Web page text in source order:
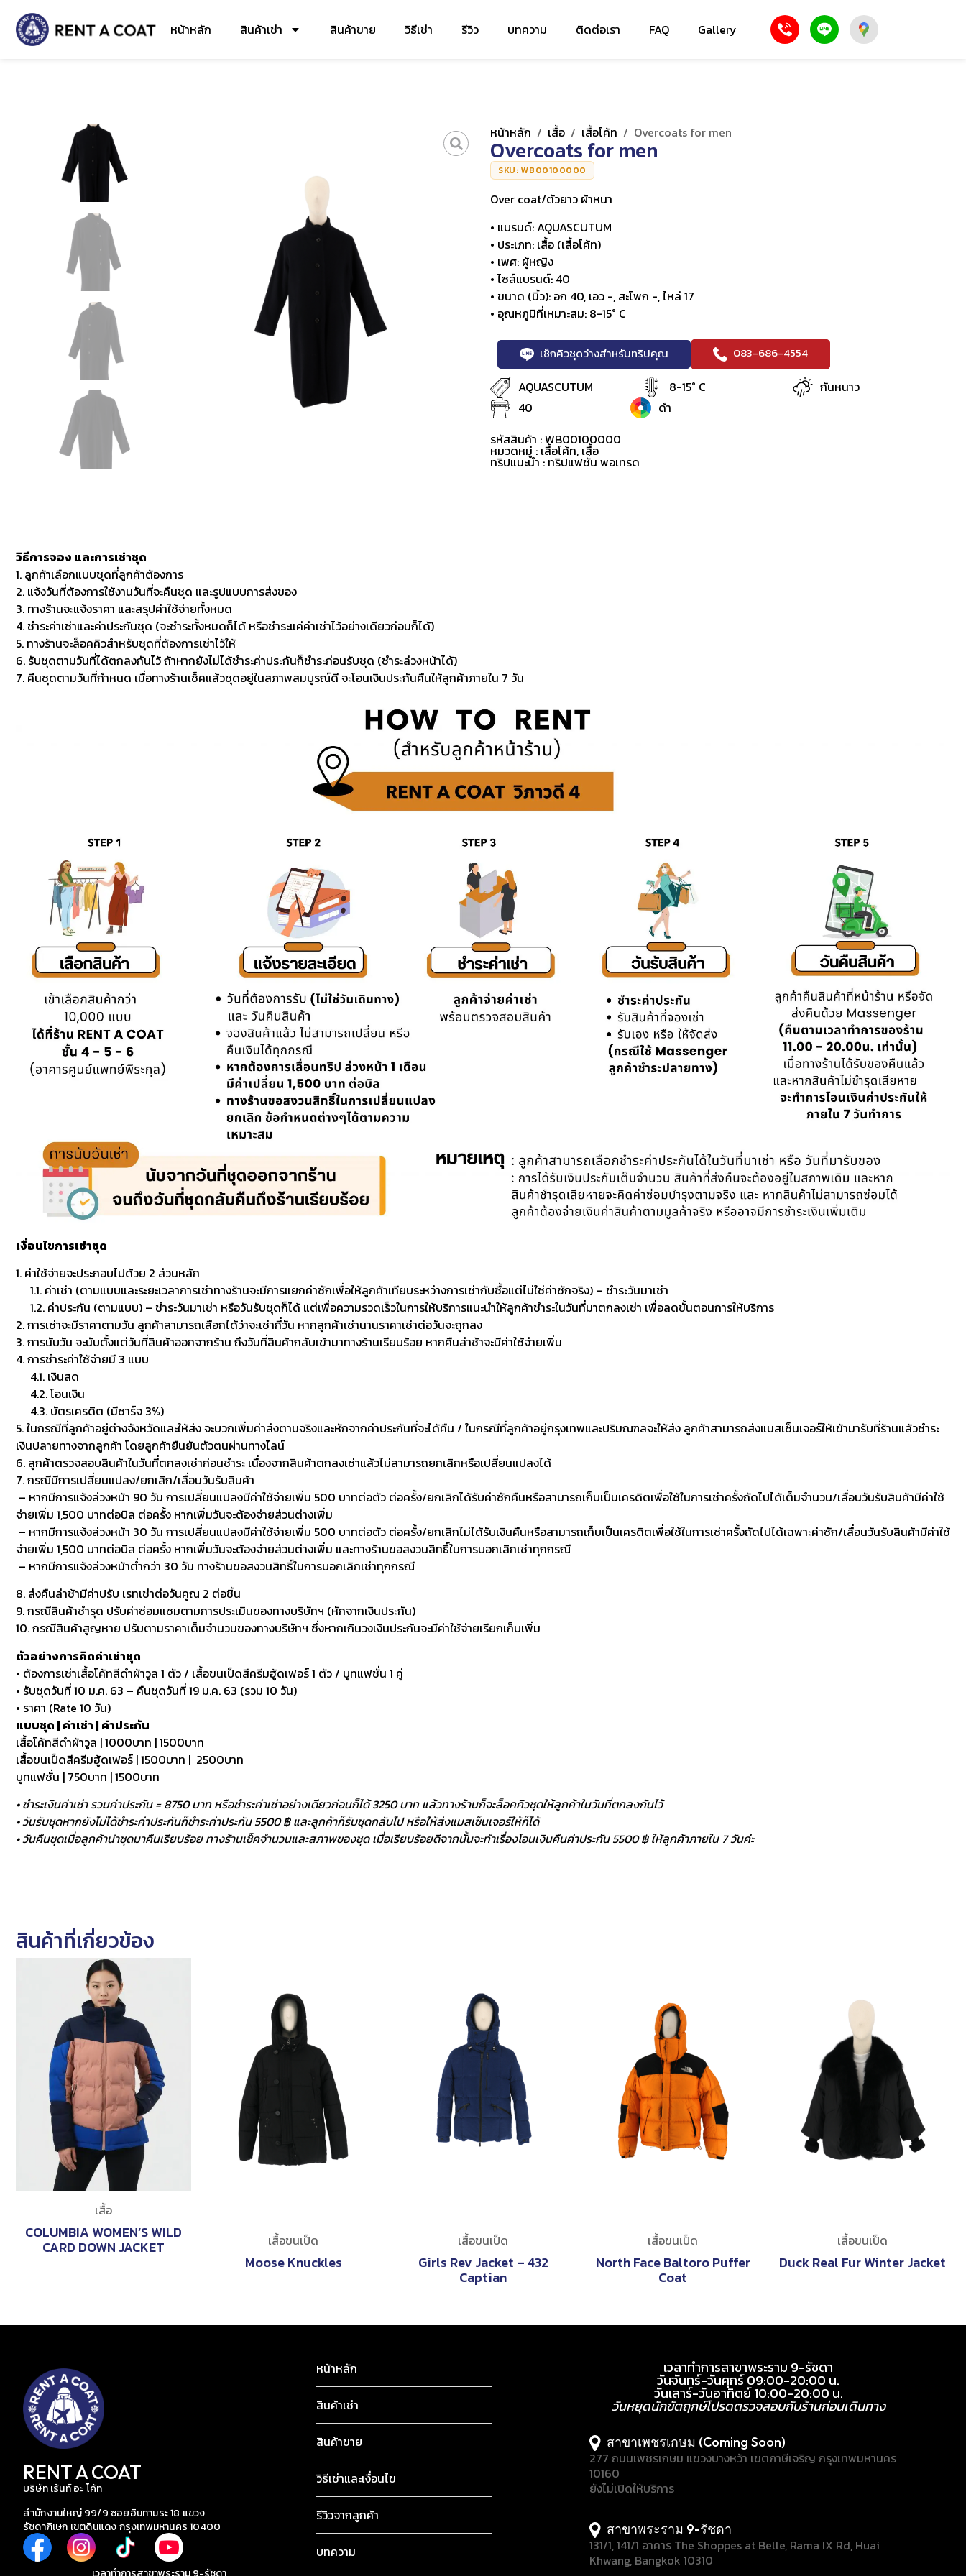
หน้าหลัก สินค้าเช่า สินค้าขาย วิธีเช่า รีวิว บทความ ติดต่อเรา FAQ Gallery
หน้าหลัก / เสื้อ / เสื้อโค้ท / Overcoats for men
Overcoats for men
SKU: WB00100000
Over coat/ตัวยาว ผ้าหนา
• แบรนด์: AQUASCUTUM
• ประเภท: เสื้อ (เสื้อโค้ท)
• เพศ: ผู้หญิง
• ไซส์แบรนด์: 40
• ขนาด (นิ้ว): อก 40, เอว -, สะโพก -, ไหล่ 17
• อุณหภูมิที่เหมาะสม: 8-15° C
เช็กคิวชุดว่างสำหรับทริปคุณ 083-686-4554
AQUASCUTUM 8-15° C
กันหนาว
40
ดำ
รหัสสินค้า : WB00100000
หมวดหมู่ : เสื้อโค้ท, เสื้อ
ทริปแนะนำ : ทริปแฟชั่น พอเทรด
วิธีการจอง และการเช่าชุด
1. ลูกค้าเลือกแบบชุดที่ลูกค้าต้องการ
2. แจ้งวันที่ต้องการใช้งานวันที่จะคืนชุด และรูปแบบการส่งของ
3. ทางร้านจะแจ้งราคา และสรุปค่าใช้จ่ายทั้งหมด
4. ชำระค่าเช่าและค่าประกันชุด (จะชำระทั้งหมดก็ได้ หรือชำระแค่ค่าเช่าไว้อย่างเดียวก่อนก็ได้)
5. ทางร้านจะล็อคคิวสำหรับชุดที่ต้องการเช่าไว้ให้
6. รับชุดตามวันที่ได้ตกลงกันไว้ ถ้าหากยังไม่ได้ชำระค่าประกันก็ชำระก่อนรับชุด (ชำระล่วงหน้าได้)
7. คืนชุดตามวันที่กำหนด เมื่อทางร้านเช็คแล้วชุดอยู่ในสภาพสมบูรณ์ดี จะโอนเงินประกันคืนให้ลูกค้าภายใน 7 วัน
เงื่อนไขการเช่าชุด
1. ค่าใช้จ่ายจะประกอบไปด้วย 2 ส่วนหลัก
1.1. ค่าเช่า (ตามแบบและระยะเวลาการเช่าทางร้านจะมีการแยกค่าซักเพื่อให้ลูกค้าเทียบระหว่างการเช่ากับซื้อแต่ไม่ใช่ค่าซักจริง) – ชำระวันมาเช่า
1.2. ค่าประกัน (ตามแบบ) – ชำระวันมาเช่า หรือวันรับชุดก็ได้ แต่เพื่อความรวดเร็วในการให้บริการแนะนำให้ลูกค้าชำระในวันที่มาตกลงเช่า เพื่อลดขั้นตอนการให้บริการ
2. การเช่าจะมีราคาตามวัน ลูกค้าสามารถเลือกได้ว่าจะเช่ากี่วัน หากลูกค้าเช่านานราคาเช่าต่อวันจะถูกลง
3. การนับวัน จะนับตั้งแต่วันที่สินค้าออกจากร้าน ถึงวันที่สินค้ากลับเข้ามาทางร้านเรียบร้อย หากคืนล่าช้าจะมีค่าใช้จ่ายเพิ่ม
4. การชำระค่าใช้จ่ายมี 3 แบบ
4.1. เงินสด
4.2. โอนเงิน
4.3. บัตรเครดิต (มีชาร์จ 3%)
5. ในกรณีที่ลูกค้าอยู่ต่างจังหวัดและให้ส่ง จะบวกเพิ่มค่าส่งตามจริงและหักจากค่าประกันที่จะได้คืน / ในกรณีที่ลูกค้าอยู่กรุงเทพและปริมณฑลจะให้ส่ง ลูกค้าสามารถส่งแมสเซ็นเจอร์ให้เข้ามารับที่ร้านแล้วชำระ
เงินปลายทางจากลูกค้า โดยลูกค้ายืนยันตัวตนผ่านทางไลน์
6. ลูกค้าตรวจสอบสินค้าในวันที่ตกลงเช่าก่อนชำระ เนื่องจากสินค้าตกลงเช่าแล้วไม่สามารถยกเลิกหรือเปลี่ยนแปลงได้
7. กรณีมีการเปลี่ยนแปลง/ยกเลิก/เลื่อนวันรับสินค้า
– หากมีการแจ้งล่วงหน้า 90 วัน การเปลี่ยนแปลงมีค่าใช้จ่ายเพิ่ม 500 บาทต่อตัว ต่อครั้ง/ยกเลิกได้รับค่าซักคืนหรือสามารถเก็บเป็นเครดิตเพื่อใช้ในการเช่าครั้งถัดไปได้เต็มจำนวน/เลื่อนวันรับสินค้ามีค่าใช้
จ่ายเพิ่ม 1,500 บาทต่อบิล ต่อครั้ง หากเพิ่มวันจะต้องจ่ายส่วนต่างเพิ่ม
– หากมีการแจ้งล่วงหน้า 30 วัน การเปลี่ยนแปลงมีค่าใช้จ่ายเพิ่ม 500 บาทต่อตัว ต่อครั้ง/ยกเลิกไม่ได้รับเงินคืนหรือสามารถเก็บเป็นเครดิตเพื่อใช้ในการเช่าครั้งถัดไปได้เฉพาะค่าซัก/เลื่อนวันรับสินค้ามีค่าใช้
จ่ายเพิ่ม 1,500 บาทต่อบิล ต่อครั้ง หากเพิ่มวันจะต้องจ่ายส่วนต่างเพิ่ม และทางร้านขอสงวนสิทธิ์ในการบอกเลิกเช่าทุกกรณี
– หากมีการแจ้งล่วงหน้าต่ำกว่า 30 วัน ทางร้านขอสงวนสิทธิ์ในการบอกเลิกเช่าทุกกรณี
8. ส่งคืนล่าช้ามีค่าปรับ เรทเช่าต่อวันคูณ 2 ต่อชิ้น
9. กรณีสินค้าชำรุด ปรับค่าซ่อมแซมตามการประเมินของทางบริษัทฯ (หักจากเงินประกัน)
10. กรณีสินค้าสูญหาย ปรับตามราคาเต็มจำนวนของทางบริษัทฯ ซึ่งหากเกินวงเงินประกันจะมีค่าใช้จ่ายเรียกเก็บเพิ่ม
ตัวอย่างการคิดค่าเช่าชุด
• ต้องการเช่าเสื้อโค้ทสีดำผ้าวูล 1 ตัว / เสื้อขนเป็ดสีครีมฮู้ดเฟอร์ 1 ตัว / บูทแฟชั่น 1 คู่
• รับชุดวันที่ 10 ม.ค. 63 – คืนชุดวันที่ 19 ม.ค. 63 (รวม 10 วัน)
• ราคา (Rate 10 วัน)
แบบชุด | ค่าเช่า | ค่าประกัน
เสื้อโค้ทสีดำผ้าวูล | 1000บาท | 1500บาท
เสื้อขนเป็ดสีครีมฮู้ดเฟอร์ | 1500บาท | 2500บาท
บูทแฟชั่น | 750บาท | 1500บาท
• ชำระเงินค่าเช่า รวมค่าประกัน = 8750 บาท หรือชำระค่าเช่าอย่างเดียวก่อนก็ได้ 3250 บาท แล้วทางร้านก็จะล็อคคิวชุดให้ลูกค้าในวันที่ตกลงกันไว้
• วันรับชุดหากยังไม่ได้ชำระค่าประกันก็ชำระค่าประกัน 5500 ฿ และลูกค้าก็รับชุดกลับไป หรือให้ส่งแมสเซ็นเจอร์ให้ก็ได้
• วันคืนชุดเมื่อลูกค้านำชุดมาคืนเรียบร้อย ทางร้านเช็คจำนวนและสภาพของชุด เมื่อเรียบร้อยดีจากนั้นจะทำเรื่องโอนเงินคืนค่าประกัน 5500 ฿ ให้ลูกค้าภายใน 7 วันค่ะ
สินค้าที่เกี่ยวข้อง
เสื้อ
COLUMBIA WOMEN’S WILD
CARD DOWN JACKET เสื้อขนเป็ด
Moose Knuckles
เสื้อขนเป็ด
Girls Rev Jacket – 432
Captian
เสื้อขนเป็ด
North Face Baltoro Puffer
Coat
เสื้อขนเป็ด
Duck Real Fur Winter Jacket
RENT A COAT
บริษัท เร้นท์ อะ โค้ท
สำนักงานใหญ่ 99/9 ซอยอินทามระ 18 แขวง
รัชดาภิเษก เขตดินแดง กรุงเทพมหานคร 10400
หน้าหลัก
สินค้าเช่า
สินค้าขาย
วิธีเช่าและเงื่อนไข
รีวิวจากลูกค้า
บทความ
เวลาทำการสาขาพระราม 9-รัชดา
วันจันทร์-วันศุกร์ 09:00-20:00 น.
วันเสาร์-วันอาทิตย์ 10:00-20:00 น.
วันหยุดนักขัตฤกษ์โปรดตรวจสอบกับร้านก่อนเดินทาง
สาขาเพชรเกษม (Coming Soon)
277 ถนนเพชรเกษม แขวงบางหว้า เขตภาษีเจริญ กรุงเทพมหานคร
10160
ยังไม่เปิดให้บริการ
สาขาพระราม 9-รัชดา
131/1, 141/1 อาคาร The Shoppes at Belle, Rama IX Rd, Huai
Khwang, Bangkok 10310